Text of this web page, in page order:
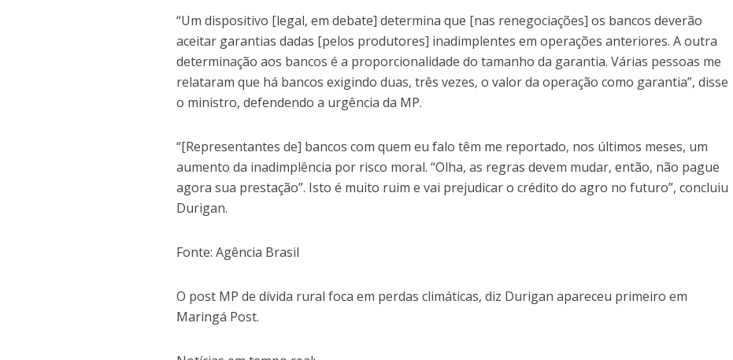
“Um dispositivo [legal, em debate] determina que [nas renegociações] os bancos deverão
aceitar garantias dadas [pelos produtores] inadimplentes em operações anteriores. A outra
determinação aos bancos é a proporcionalidade do tamanho da garantia. Várias pessoas me
relataram que há bancos exigindo duas, três vezes, o valor da operação como garantia”, disse
o ministro, defendendo a urgência da MP.
“[Representantes de] bancos com quem eu falo têm me reportado, nos últimos meses, um
aumento da inadimplência por risco moral. “Olha, as regras devem mudar, então, não pague
agora sua prestação”. Isto é muito ruim e vai prejudicar o crédito do agro no futuro”, concluiu
Durigan.
Fonte: Agência Brasil
O post MP de dívida rural foca em perdas climáticas, diz Durigan apareceu primeiro em
Maringá Post.